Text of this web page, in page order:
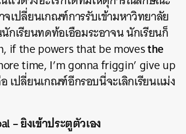
เปลี่ยนเกณฑ์การรับเข้ามหาวิทยาลัย
กเรียนทดท้อเอือมระอาจน นักเรียนก็
if the powers that be movesthe
time, I’m gonna friggin’ give up
เปลี่ยนเกณฑ์อีกรอบนี่จะเลิกเรียนแม่ง
– ยิงเข้าประตูตัวเอง